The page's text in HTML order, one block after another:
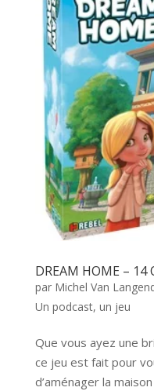
DREAM HOME – 14
par Michel Van
Un podcast, un jeu
Que vous ayez une
ce jeu est fait pour
d’aménager la